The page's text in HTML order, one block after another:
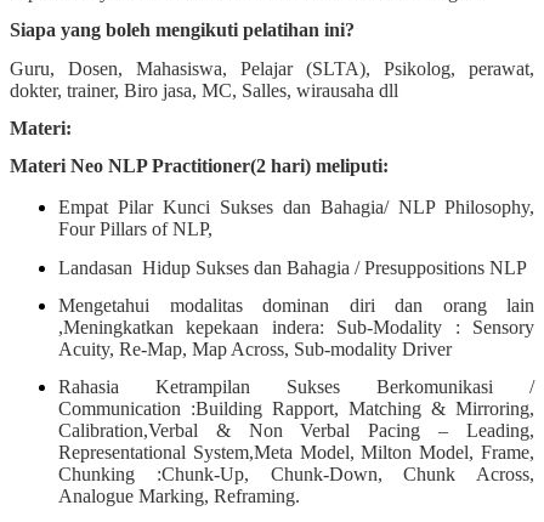
Siapa yang boleh mengikuti pelatihan ini?
Guru, Dosen, Mahasiswa, Pelajar (SLTA), Psikolog, perawat,
dokter, trainer, Biro jasa, MC, Salles, wirausaha dll
Materi:
Materi Neo NLP Practitioner(2 hari) meliputi:
Empat Pilar Kunci Sukses dan Bahagia/ NLP Philosophy,
Four Pillars of NLP,
Landasan Hidup Sukses dan Bahagia / Presuppositions NLP
Mengetahui modalitas dominan diri dan orang lain
,Meningkatkan kepekaan indera: Sub-Modality : Sensory
Acuity, Re-Map, Map Across, Sub-modality Driver
Rahasia Ketrampilan Sukses Berkomunikasi /
Communication :Building Rapport, Matching & Mirroring,
Calibration,Verbal & Non Verbal Pacing – Leading,
Representational System,Meta Model, Milton Model, Frame,
Chunking :Chunk-Up, Chunk-Down, Chunk Across,
Analogue Marking, Reframing.